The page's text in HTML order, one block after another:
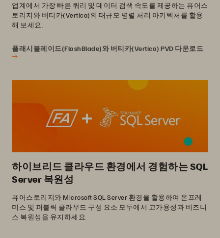
업계에서 가장 빠른 쿼리 및 데이터 검색 속도를 제공하는 퓨어스
토리지와 버티카(Vertica)의 대규모 병렬 처리 아키텍처를 활용
해 보세요.
플래시블레이드(FlashBlade)와 버티카(Vertica) PVD 다운로드
하이브리드 클라우드 환경에서 경험하는 SQL
Server 복원성
퓨어스토리지와 Microsoft SQL Server 환경을 활용하여 온프레
미스 및 퍼블릭 클라우드 구성 요소 모두에서 고가용성과 비즈니
스 복원성을 유지하세요.